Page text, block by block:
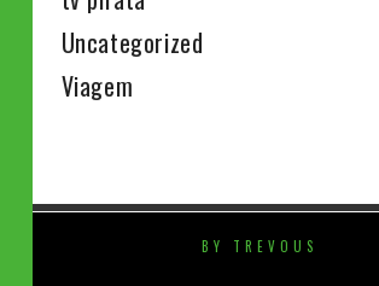
Uncategorized
Viagem
BY TREVOUS